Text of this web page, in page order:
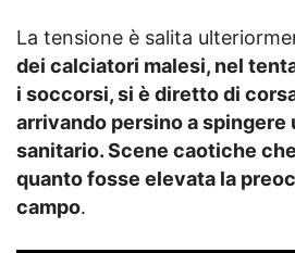
La tensione è salita
dei calciatori malesi, nel
i soccorsi, si è diretto di
arrivando persino a spingere
sanitario. Scene caotiche
quanto fosse elevata la
campo.